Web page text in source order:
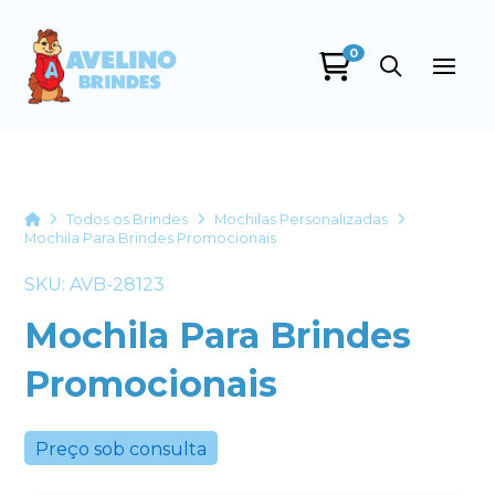
0
HomeTodos os Brindes
Mochilas Personalizadas
Mochila Para Brindes Promocionais
SKU: AVB-28123
Mochila Para Brindes
Promocionais
Preço sob consulta